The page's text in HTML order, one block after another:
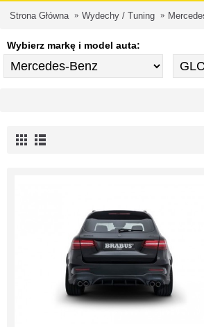
Strona Główna Wydechy / Tuning
Wybierz markę i model auta: